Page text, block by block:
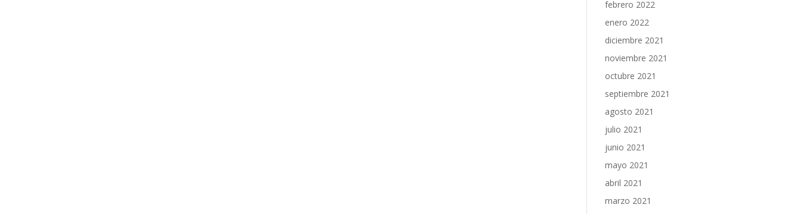
febrero 2022
enero 2022
diciembre 2021
noviembre 2021
octubre 2021
septiembre 2021
agosto 2021
julio 2021
junio 2021
mayo 2021
abril 2021
marzo 2021